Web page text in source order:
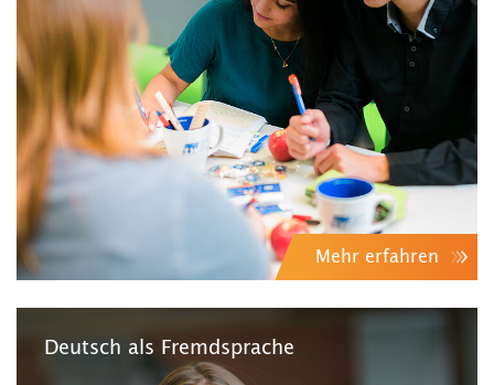
Mehr erfahren
Deutsch als Fremdsprache